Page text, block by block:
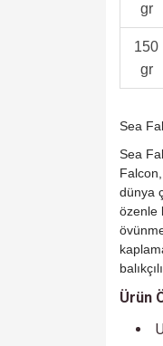
gr
150
gr
Sea
Sea
dünya
özenle
Ürün